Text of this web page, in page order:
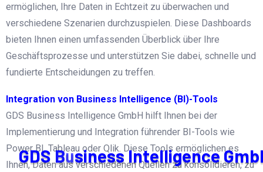
GDSBusinessIntelligenceGmb
ermöglichen, Ihre Daten in Echtzeit zu überwachen und
verschiedene Szenarien durchzuspielen. Diese Dashboards
bieten Ihnen einen umfassenden Überblick über Ihre
Geschäftsprozesse und unterstützen Sie dabei, schnelle und
fundierte Entscheidungen zu treffen.
Integration von Business Intelligence (BI)-Tools
GDS Business Intelligence GmbH hilft Ihnen bei der
Implementierung und Integration führender BI-Tools wie
Power BI, Tableau oder Qlik. Diese Tools ermöglichen es
Ihnen, Daten aus verschiedenen Quellen zu konsolidieren, zu